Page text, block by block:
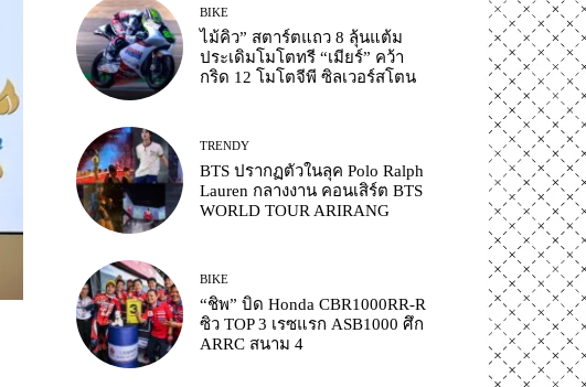
BIKE
ไม้คิว” สตาร์ตแถว 8 ลุ้นแต้ม
ประเดิมโมโตทรี “เมียร์” คว้า
กริด 12 โมโตจีพี ซิลเวอร์สโตน
TRENDY
BTS ปรากฏตัวในลุค Polo Ralph
Lauren กลางงาน คอนเสิร์ต BTS
WORLD TOUR ARIRANG
BIKE
“ชิพ” บิด Honda CBR1000RR-R
ซิว TOP 3 เรซแรก ASB1000 ศึก
ARRC สนาม 4